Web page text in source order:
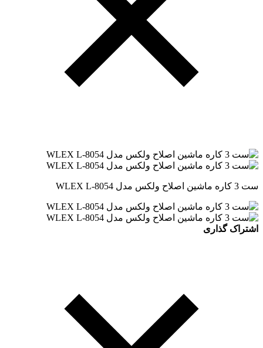
ست 3 کاره ماشین اصلاح ولکس مدل WLEX L-8054
اشتراک گذاری